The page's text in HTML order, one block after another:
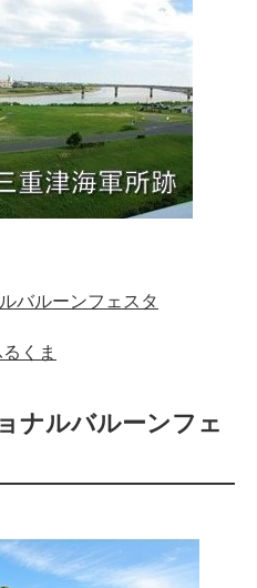
バルーンフェスタ
くま
ナルバルーンフェ